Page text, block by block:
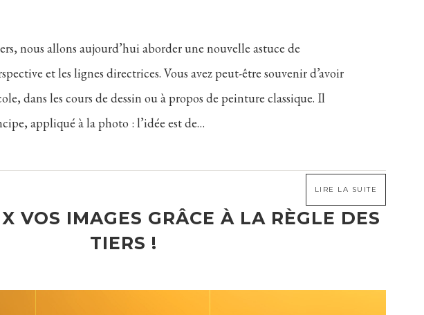
nous allons aujourd’hui aborder une nouvelle astuce de
et les lignes directrices. Vous avez peut-être souvenir d’avoir
dans les cours de dessin ou à propos de peinture classique. Il
appliqué à la photo : l’idée est de…
LIRE LA SUITE
VOS IMAGES GRÂCE À LA RÈGLE DES
TIERS !